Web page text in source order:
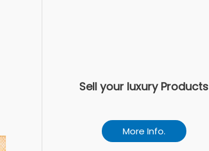
Sell your luxury Products
More Info.